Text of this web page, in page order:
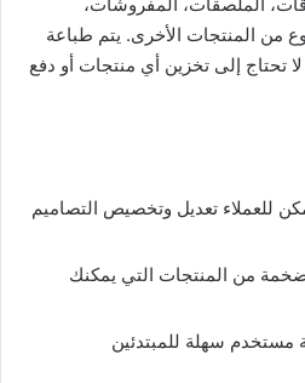
وأكثر من 1000 نوع من المنتجات الأخرى. يتم طباعة
تحتاج إلى تخزين أي منتجات أو دفع
للعملاء تعديل وتخصيص التصاميم
من المنتجات التي يمكنك
مستخدم سهلة للمبتدئين